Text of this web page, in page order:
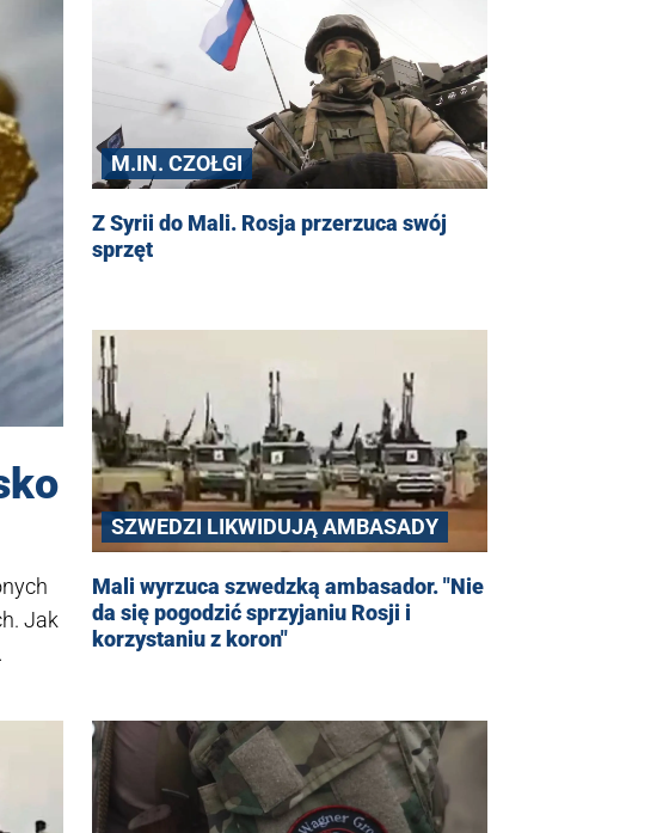
Jak
M.IN. CZOŁGI
Z Syrii do Mali. Rosja przerzuca swój
sprzęt
SZWEDZI LIKWIDUJĄ AMBASADY
Mali wyrzuca szwedzką ambasador. "Nie
da się pogodzić sprzyjaniu Rosji i
korzystaniu z koron"